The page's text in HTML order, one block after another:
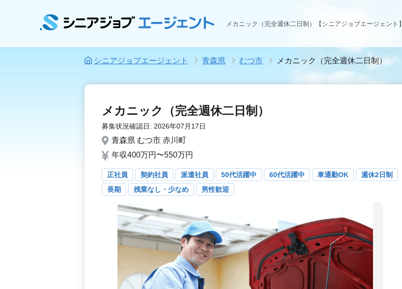
メカニック（完全週休二日制）【シニアジョブエージェント】
シニアジョブエージェント 青森県 むつ市 メカニック（完全週休二日制）
メカニック（完全週休二日制）
募集状況確認日: 2026年07月17日
青森県 むつ市 赤川町
年収400万円〜550万円
正社員 契約社員 派遣社員 50代活躍中 60代活躍中 車通勤OK
週休2日制
長期
残業なし・少なめ 男性歓迎